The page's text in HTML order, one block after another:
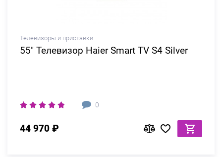
Телевизоры и приставки
55" Телевизор Haier Smart TV S4 Silver
0
44 970 ₽